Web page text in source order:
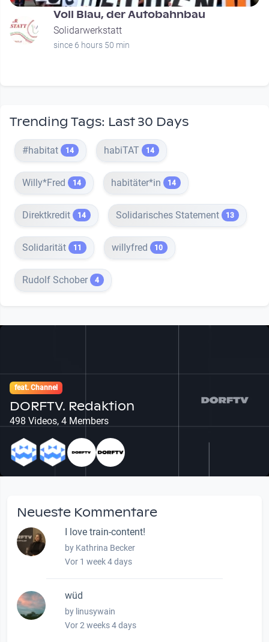
Voll Blau, der Autobahnbau
Solidarwerkstatt
since 6 hours 50 min
Trending Tags: Last 30 Days
#habitat 14 habiTAT 14
Willy*Fred 14 habitäter*in 14
Direktkredit 14 Solidarisches Statement 13
Solidarität 11 willyfred 10
Rudolf Schober 4
feat. Channel
DORFTV. Redaktion
498 Videos, 4 Members
Neueste Kommentare
I love train-content!
by Kathrina Becker
Vor 1 week 4 days
wüd
by linusywain
Vor 2 weeks 4 days